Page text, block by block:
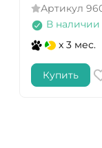
Артикул
В наличии
x 3 мес.
Купить